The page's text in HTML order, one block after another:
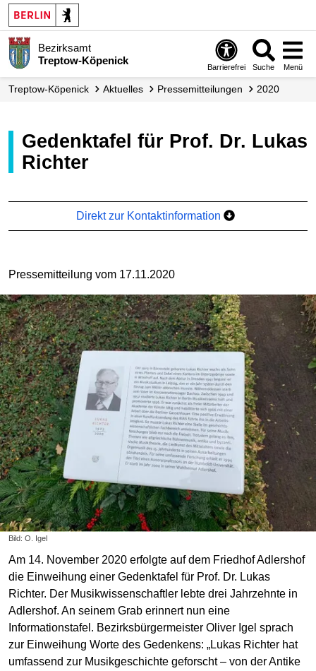
Bezirksamt
Treptow-Köpenick
Barrierefrei Suche Menü
Treptow-Köpenick Aktuelles Presse­mitteilungen 2020
Gedenktafel für Prof. Dr. Lukas
Richter
Direkt zur Kontaktinformation
Pressemitteilung vom 17.11.2020
Bild: O. Igel
Am 14. November 2020 erfolgte auf dem Friedhof Adlershof
die Einweihung einer Gedenktafel für Prof. Dr. Lukas
Richter. Der Musikwissenschaftler lebte drei Jahrzehnte in
Adlershof. An seinem Grab erinnert nun eine
Informationstafel. Bezirksbürgermeister Oliver Igel sprach
zur Einweihung Worte des Gedenkens: „Lukas Richter hat
umfassend zur Musikgeschichte geforscht – von der Antike